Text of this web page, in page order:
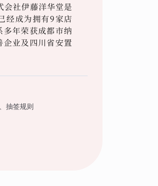
会社伊藤洋华堂是
经成为拥有9家店
年荣获成都市纳
业及四川省安置
抽签规则